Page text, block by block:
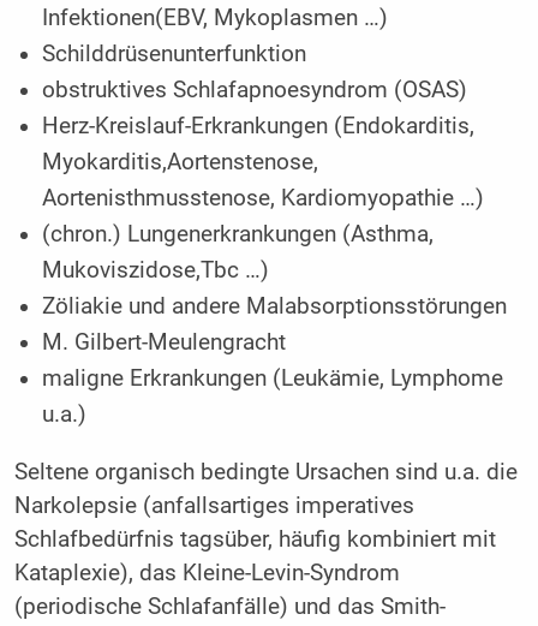
Infektionen(EBV, Mykoplasmen …)
Schilddrüsenunterfunktion
obstruktives Schlafapnoesyndrom (OSAS)
Herz-Kreislauf-Erkrankungen (Endokarditis,
Myokarditis,Aortenstenose,
Aortenisthmusstenose, Kardiomyopathie …)
(chron.) Lungenerkrankungen (Asthma,
Mukoviszidose,Tbc …)
Zöliakie und andere Malabsorptionsstörungen
M. Gilbert-Meulengracht
maligne Erkrankungen (Leukämie, Lymphome
u.a.)
Seltene organisch bedingte Ursachen sind u.a. die
Narkolepsie (anfallsartiges imperatives
Schlafbedürfnis tagsüber, häufig kombiniert mit
Kataplexie), das Kleine-Levin-Syndrom
(periodische Schlafanfälle) und das Smith-